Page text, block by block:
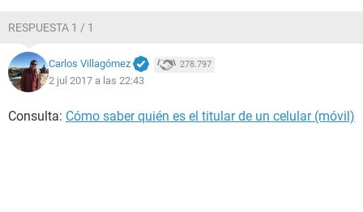
RESPUESTA 1 / 1
Carlos Villagómez 278.797
2 jul 2017 a las 22:43
Consulta: Cómo saber quién es el titular de un celular (móvil)